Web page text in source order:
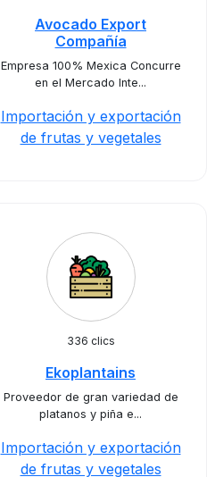
Avocado Export
Compañía
Empresa 100% Mexica Concurre
en el Mercado Inte...
Importación y exportación
de frutas y vegetales
336 clics
Ekoplantains
Proveedor de gran variedad de
platanos y piña e...
Importación y exportación
de frutas y vegetales